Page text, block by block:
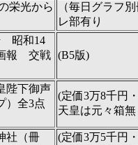
栄光から
（毎日グラフ
レ部有り
昭和14
報 交戦 (B5版)
陛下御声
）全3点
(定価3万8千円
天皇は元々箱
社（冊
(定価3万5千円